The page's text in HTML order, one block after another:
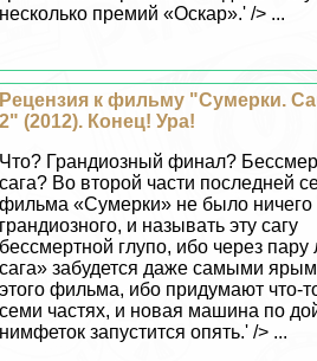
несколько премий «Оскар».' /> ...
Рецензия к фильму "Сумерки.
2" (2012). Конец! Ура!
Что? Грандиозный финал?
сага? Во второй части последней
фильма «Сумерки» не было ничего
грандиозного, и называть эту сагу
бесcмepтной глупо, ибо через пару
сага» забудется даже самыми
этого фильма, ибо придумают что-
семи частях, и новая машина по
нимфеток запустится опять.' /> ...